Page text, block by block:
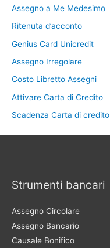
Assegno a Me Medesimo
Ritenuta d’acconto
Genius Card Unicredit
Assegno Irregolare
Costo Libretto Assegni
Attivare Carta di Credito
Scadenza Carta di credito
Strumenti bancari
Assegno Circolare
Assegno Bancario
Causale Bonifico